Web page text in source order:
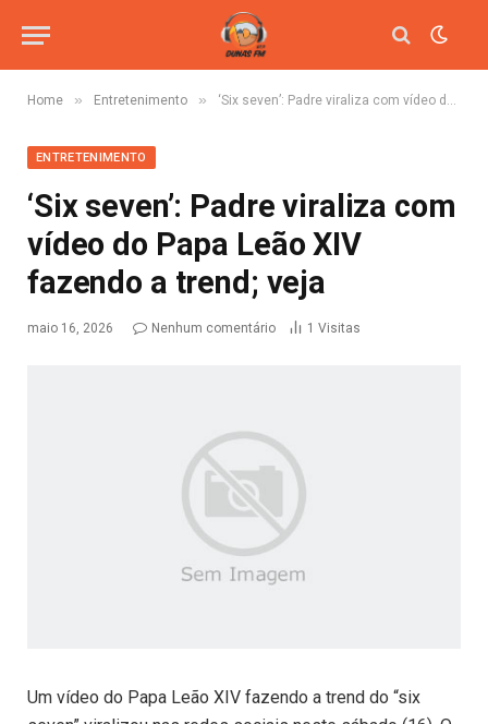
Home » Entretenimento » ‘Six seven’: Padre viraliza com vídeo do Papa Leão XIV fazendo a trend; veja
ENTRETENIMENTO
‘Six seven’: Padre viraliza com
vídeo do Papa Leão XIV
fazendo a trend; veja
maio 16, 2026 Nenhum comentário 1 Visitas
Um vídeo do Papa Leão XIV fazendo a trend do “six